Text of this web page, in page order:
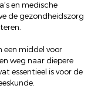
en medische
de gezondheidszorg
een middel voor
weg naar diepere
essentieel is voor de